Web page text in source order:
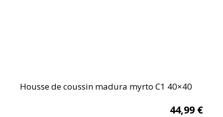
Housse de coussin madura myrto C1 40×40
44,99 €